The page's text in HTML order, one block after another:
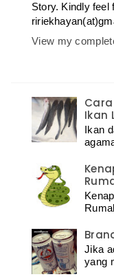
Story. Kindly feel
View my
Ikan
Ikan
Jika
yang